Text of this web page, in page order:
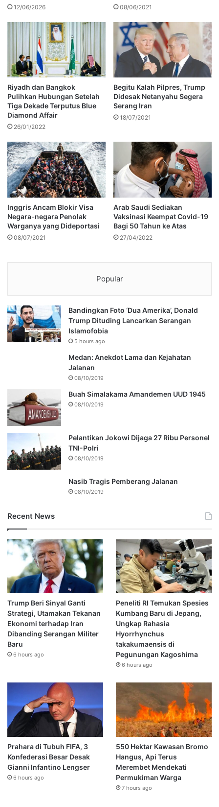
12/06/2026 08/06/2021
Riyadh dan Bangkok
Pulihkan Hubungan Setelah
Tiga Dekade Terputus Blue
Diamond Affair
26/01/2022
Begitu Kalah Pilpres, Trump
Didesak Netanyahu Segera
Serang Iran
18/07/2021
Inggris Ancam Blokir Visa
Negara-negara Penolak
Warganya yang Dideportasi
08/07/2021
Arab Saudi Sediakan
Vaksinasi Keempat Covid-19
Bagi 50 Tahun ke Atas
27/04/2022
Popular
Bandingkan Foto ‘Dua Amerika’, Donald
Trump Dituding Lancarkan Serangan
Islamofobia
5 hours ago
Medan: Anekdot Lama dan Kejahatan
Jalanan
08/10/2019
Buah Simalakama Amandemen UUD 1945
08/10/2019
Pelantikan Jokowi Dijaga 27 Ribu Personel
TNI-Polri
08/10/2019
Nasib Tragis Pemberang Jalanan
08/10/2019
Recent News
Trump Beri Sinyal Ganti
Strategi, Utamakan Tekanan
Ekonomi terhadap Iran
Dibanding Serangan Militer
Baru
6 hours ago
Peneliti RI Temukan Spesies
Kumbang Baru di Jepang,
Ungkap Rahasia
Hyorrhynchus
takakumaensis di
Pegunungan Kagoshima
6 hours ago
Prahara di Tubuh FIFA, 3
Konfederasi Besar Desak
Gianni Infantino Lengser
6 hours ago
550 Hektar Kawasan Bromo
Hangus, Api Terus
Merembet Mendekati
Permukiman Warga
7 hours ago